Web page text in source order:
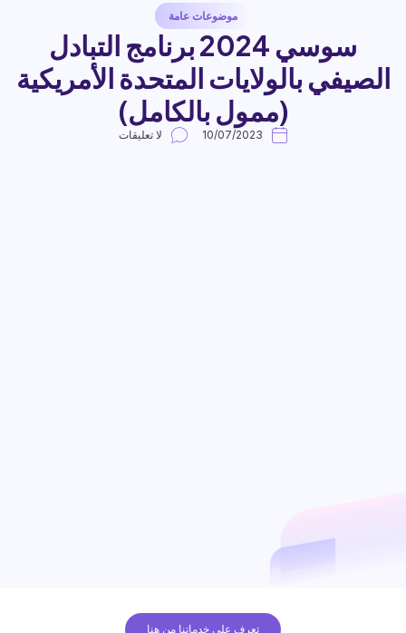
موضوعات عامة
سوسي 2024 برنامج التبادل
الصيفي بالولايات المتحدة الأمريكية
(ممول بالكامل)
10/07/2023 لا تعليقات
تعرف علي خدماتنا من هنا